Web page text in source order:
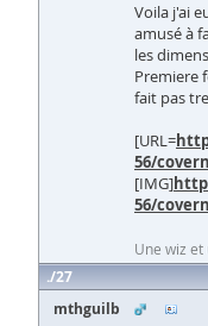
Voila j'ai
amusé à
les
Premiere
fait pas
[URL=
56/
[IMG]
56/
Une wiz et
27
mthguilb